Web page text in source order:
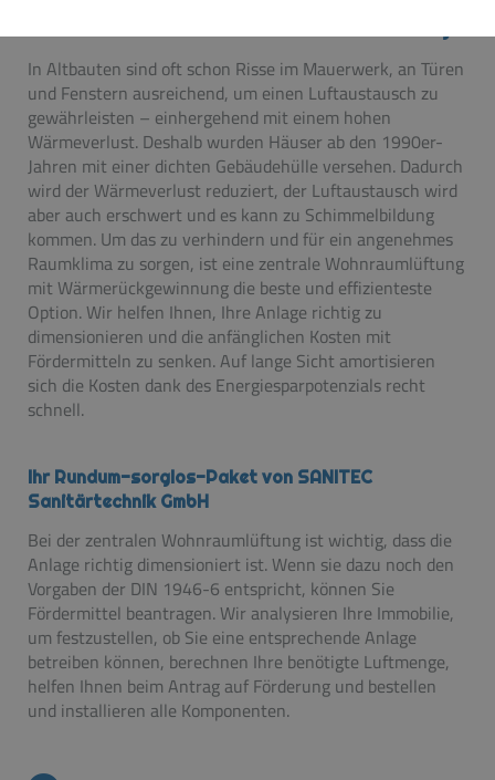
In Altbauten sind oft schon Risse im Mauerwerk, an Türen
und Fenstern ausreichend, um einen Luftaustausch zu
gewährleisten – einhergehend mit einem hohen
Wärmeverlust. Deshalb wurden Häuser ab den 1990er-
Jahren mit einer dichten Gebäudehülle versehen. Dadurch
wird der Wärmeverlust reduziert, der Luftaustausch wird
aber auch erschwert und es kann zu Schimmelbildung
kommen. Um das zu verhindern und für ein angenehmes
Raumklima zu sorgen, ist eine zentrale Wohnraumlüftung
mit Wärmerückgewinnung die beste und effizienteste
Option. Wir helfen Ihnen, Ihre Anlage richtig zu
dimensionieren und die anfänglichen Kosten mit
Fördermitteln zu senken. Auf lange Sicht amortisieren
sich die Kosten dank des Energiesparpotenzials recht
schnell.
Ihr Rundum-sorglos-Paket von SANITEC
Sanitärtechnik GmbH
Bei der zentralen Wohnraumlüftung ist wichtig, dass die
Anlage richtig dimensioniert ist. Wenn sie dazu noch den
Vorgaben der DIN 1946-6 entspricht, können Sie
Fördermittel beantragen. Wir analysieren Ihre Immobilie,
um festzustellen, ob Sie eine entsprechende Anlage
betreiben können, berechnen Ihre benötigte Luftmenge,
helfen Ihnen beim Antrag auf Förderung und bestellen
und installieren alle Komponenten.